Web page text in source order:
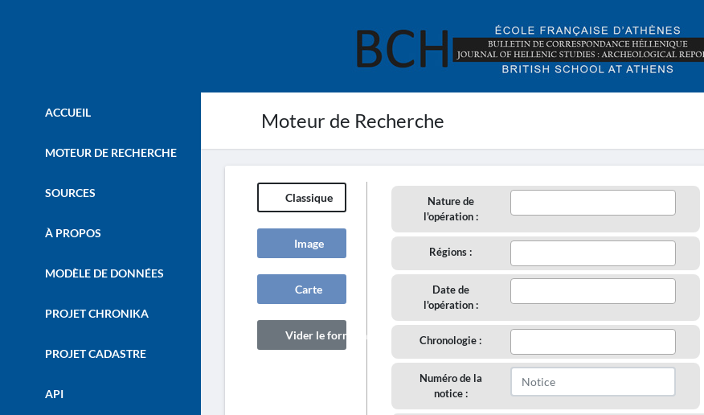
Moteur de Recherche
ACCUEIL
MOTEUR DE RECHERCHE
SOURCES
À PROPOS
MODÈLE DE DONNÉES
PROJET CHRONIKA
PROJET CADASTRE
API
Classique
Image
Carte
Vider le formulaire
Nature de
l'opération :
Régions :
Date de
l'opération :
Chronologie :
Numéro de la
notice :